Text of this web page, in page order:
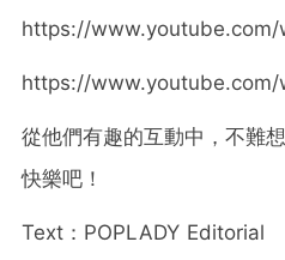
https://www.youtube.com/
https://www.youtube.com/
從他們有趣的互動中，不難
快樂吧！
Text：POPLADY Editorial